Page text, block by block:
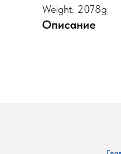
Weight: 2078g
Описание